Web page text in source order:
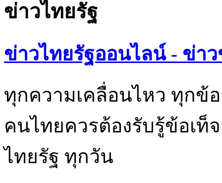
ข่าวไทยรัฐ
ข่าวไทยรัฐออนไลน์ - ข่า
ทุกความเคลื่อนไหว ทุกข้
คนไทยควรต้องรับรู้ข้อเท็
ไทยรัฐ ทุกวัน